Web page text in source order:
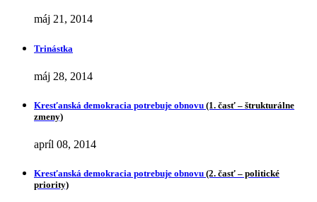
máj 21, 2014
Trinástka
máj 28, 2014
Kresťanská demokracia potrebuje obnovu (1. časť – štrukturálne
zmeny)
apríl 08, 2014
Kresťanská demokracia potrebuje obnovu (2. časť – politické
priority)